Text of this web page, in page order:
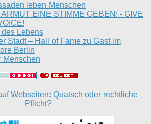
leben Menschen
EINE STIMME GEBEN! - GIVE
Lebens
Stadt – Hall of Fame zu Gast im
Berlin
Menschen
Webseiten: Quatsch oder rechtliche
Pflicht?